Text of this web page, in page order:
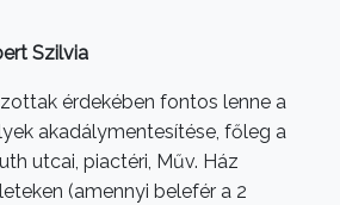
Szilvia
érdekében fontos lenne a
akadálymentesítése, főleg a
utcai, piactéri, Műv. Ház
(amennyi belefér a 2